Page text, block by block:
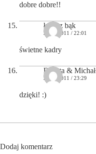
dobre dobre!!
łukasz bąk
24/03/2011 / 22:01
świetne kadry
Dorota & Michał
23/05/2011 / 23:29
dzięki! :)
Dodaj komentarz